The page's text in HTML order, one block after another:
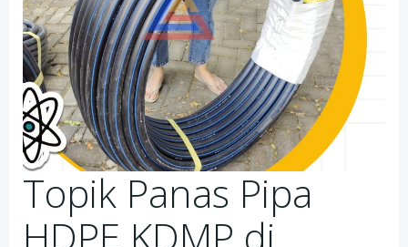
Topik Panas Pipa
HDPE KDMP di